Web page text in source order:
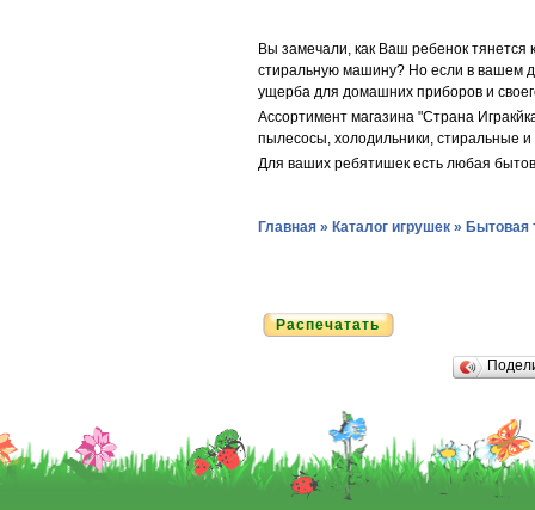
Вы замечали, как Ваш ребенок тянется
стиральную машину? Но если в вашем
ущерба для домашних приборов и
Ассортимент магазина "Страна
пылесосы, холодильники, стиральные
Для ваших ребятишек есть любая
Главная » Каталог игрушек » Бытовая
Распечатать